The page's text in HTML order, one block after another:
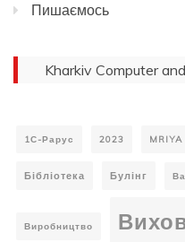
Пишаємось
Kharkiv Computer
1С-Рарус 2023 MRIYA
Бібліотека Булінг
Виробництво